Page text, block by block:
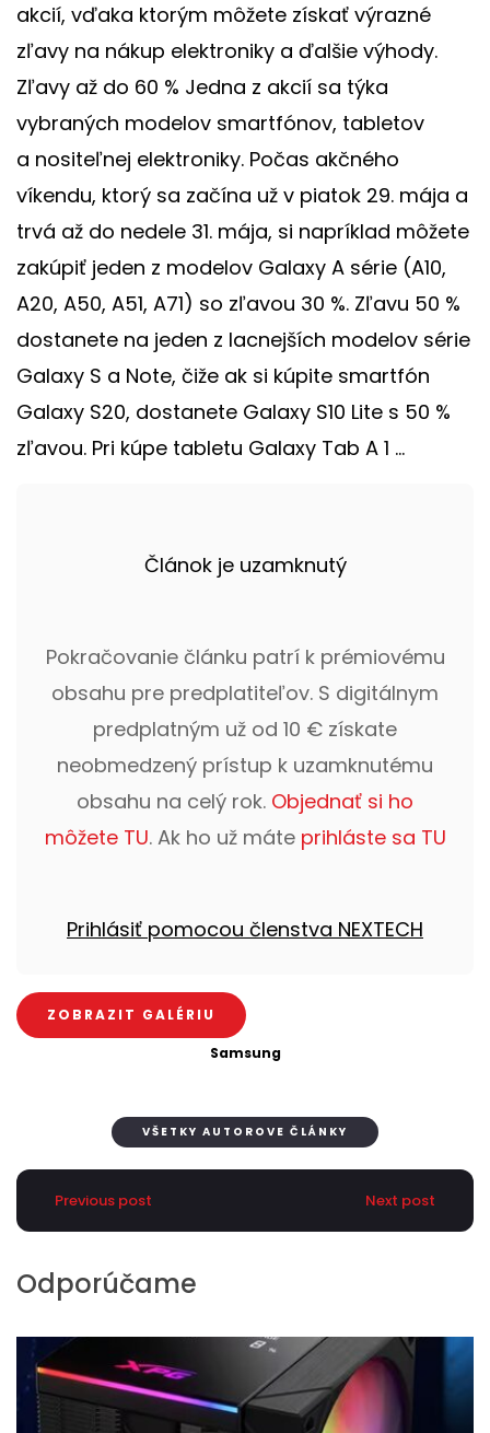
akcií, vďaka ktorým môžete získať výrazné
zľavy na nákup elektroniky a ďalšie výhody.
Zľavy až do 60 % Jedna z akcií sa týka
vybraných modelov smartfónov, tabletov
a nositeľnej elektroniky. Počas akčného
víkendu, ktorý sa začína už v piatok 29. mája a
trvá až do nedele 31. mája, si napríklad môžete
zakúpiť jeden z modelov Galaxy A série (A10,
A20, A50, A51, A71) so zľavou 30 %. Zľavu 50 %
dostanete na jeden z lacnejších modelov série
Galaxy S a Note, čiže ak si kúpite smartfón
Galaxy S20, dostanete Galaxy S10 Lite s 50 %
zľavou. Pri kúpe tabletu Galaxy Tab A 1 ...
Článok je uzamknutý
Pokračovanie článku patrí k prémiovému
obsahu pre predplatiteľov. S digitálnym
predplatným už od 10 € získate
neobmedzený prístup k uzamknutému
obsahu na celý rok. Objednať si ho
môžete TU. Ak ho už máte prihláste sa TU
Prihlásiť pomocou členstva NEXTECH
ZOBRAZIT GALÉRIU
Samsung
VŠETKY AUTOROVE ČLÁNKY
Previous post Next post
Odporúčame